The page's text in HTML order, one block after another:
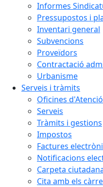
Informes
Pressupostos i
Inventari general
Subvencions
Proveïdors
Contractació
Urbanisme
Serveis i tràmits
Oficines
Serveis
Tràmits i gestions
Impostos
Factures
Notificacions
Carpeta
Cita amb els